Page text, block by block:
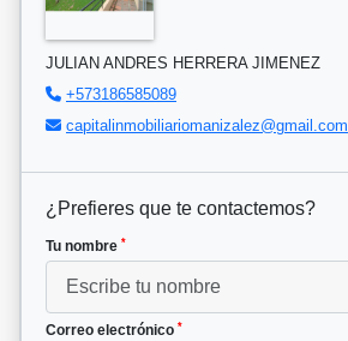
JULIAN ANDRES HERRERA JIMENEZ
+573186585089
capitalinmobiliariomanizalez@gmail.com
¿Prefieres que te contactemos?
Tu nombre *
Correo electrónico *